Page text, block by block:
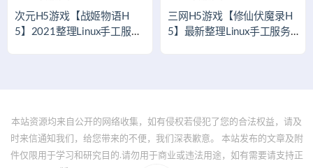
次元H5游戏【战姬物语H
5】2021整理Linux手工服务
三网H5游戏【修仙伏魔录H
5】最新整理Linux手工服务
本站资源均来自公开的网络收集，如有侵权若侵犯了您的合法权益，请及
时来信通知我们，给您带来的不便，我们深表歉意。 本站发布的文章及附
件仅限用于学习和研究目的.请勿用于商业或违法用途，如有需要请支持正